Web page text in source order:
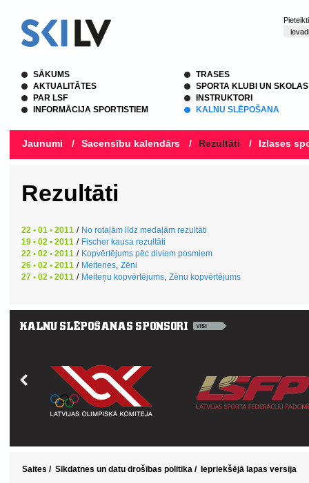
SĀKUMS
AKTUALITĀTES
PAR LSF
INFORMĀCIJA SPORTISTIEM
TRASES
SPORTA KLUBI UN SKOLAS
INSTRUKTORI
KALNU SLĒPOŠANA
Jaunumi / Sacensību kalendārs / Rezultāti / Izlases
Rezultāti
22 • 01 • 2011 / No rotaļām līdz medaļām rezultāti
19 • 02 • 2011 / Fischer kausa rezultāti
22 • 02 • 2011 / Kopvērtējums pēc diviem posmiem
26 • 02 • 2011 / Meitenes, Zēni
27 • 02 • 2011 / Meiteņu kopvērtējums, Zēnu kopvērtējums
Saites / Sīkdatnes un datu drošības politika / Iepriekšējā lapas versija